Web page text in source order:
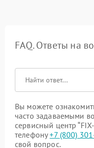
FAQ. Ответы на
Вы можете
часто задаваемыми
сервисный центр
телефону+7 (800)
свой вопрос.